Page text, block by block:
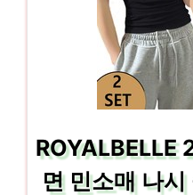
ROYALBELLE
면 민소매 나